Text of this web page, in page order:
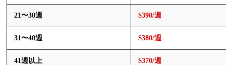
21〜30週 $390/週
31〜40週 $380/週
41週以上 $370/週